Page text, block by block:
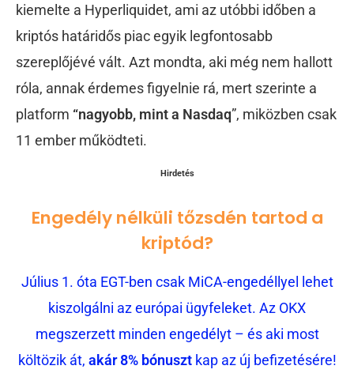
kiemelte a Hyperliquidet, ami az utóbbi időben a
kriptós határidős piac egyik legfontosabb
szereplőjévé vált. Azt mondta, aki még nem hallott
róla, annak érdemes figyelnie rá, mert szerinte a
platform “nagyobb, mint a Nasdaq”, miközben csak
11 ember működteti.
Hirdetés
Engedély nélküli tőzsdén tartod a
kriptód?
Július 1. óta EGT-ben csak MiCA-engedéllyel lehet
kiszolgálni az európai ügyfeleket. Az OKX
megszerzett minden engedélyt – és aki most
költözik át, akár 8% bónusztkap az új befizetésére!